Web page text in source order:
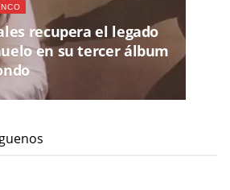
recupera el legado
en su tercer álbum